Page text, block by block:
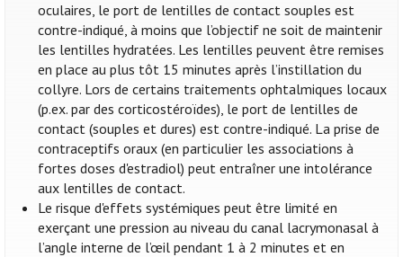
oculaires, le port de lentilles de contact souples est
contre-indiqué, à moins que l’objectif ne soit de maintenir
les lentilles hydratées. Les lentilles peuvent être remises
en place au plus tôt 15 minutes après l’instillation du
collyre. Lors de certains traitements ophtalmiques locaux
(p.ex. par des corticostéroïdes), le port de lentilles de
contact (souples et dures) est contre-indiqué. La prise de
contraceptifs oraux (en particulier les associations à
fortes doses d'estradiol) peut entraîner une intolérance
aux lentilles de contact.
Le risque d'effets systémiques peut être limité en
exerçant une pression au niveau du canal lacrymonasal à
l’angle interne de l’œil pendant 1 à 2 minutes et en